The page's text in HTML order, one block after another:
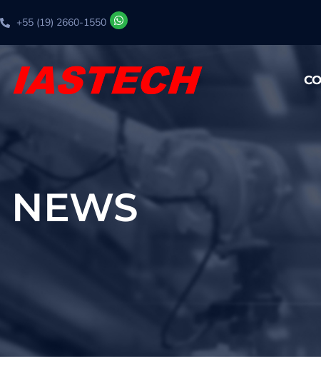
+55 (19) 2660-1550
NEWS